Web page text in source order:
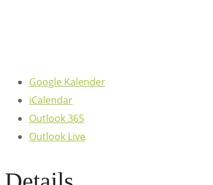
Google Kalender
iCalendar
Outlook 365
Outlook Live